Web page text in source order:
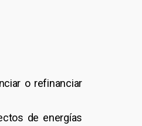
o refinanciar
de energías